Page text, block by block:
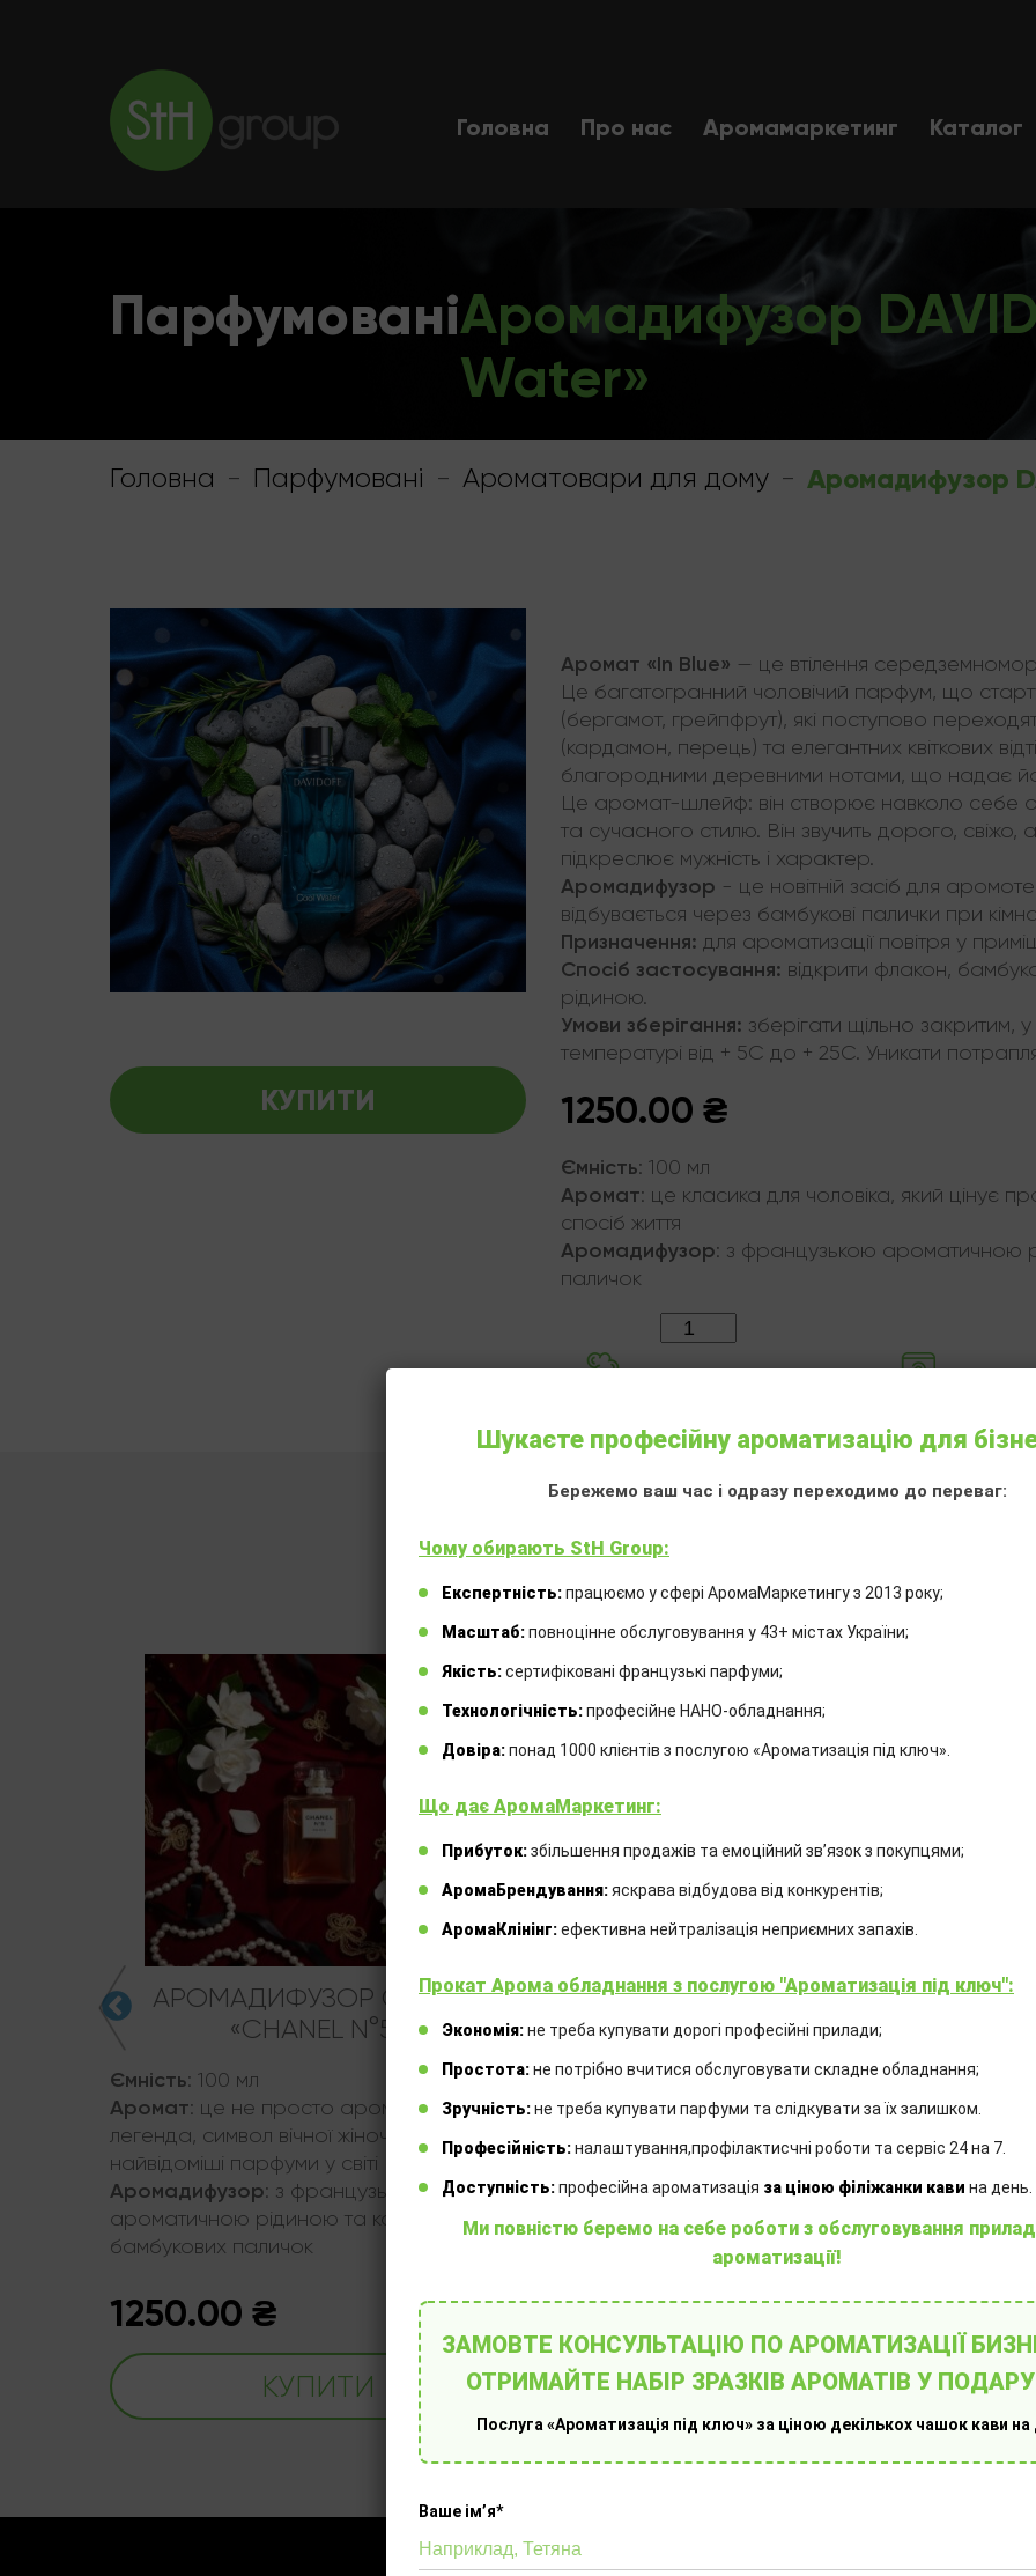
Головна Про нас Аромамаркетинг Каталог
ПарфумованіАромадифузор
Water»
Головна - Парфумовані - Ароматовари для дому - Аромадифузор
КУПИТИ
Аромат «In Blue» — це втілення
Це багатогранний чоловічий парфум, що
(бергамот, грейпфрут), які поступово
(кардамон, перець) та елегантних квіткових
благородними деревними нотами, що надає
Це аромат-шлейф: він створює навколо себе
та сучасного стилю. Він звучить дорого,
підкреслює мужність і характер.
Аромадифузор - це новітній засіб для
відбувається через бамбукові палички при
Призначення: для ароматизації повітря у
Спосіб застосування: відкрити флакон,
рідиною.
Умови зберігання: зберігати щільно закритим,
температурі від + 5С до + 25С. Уникати
1250.00 ₴
Ємність: 100 мл
Аромат: це класика для чоловіка, який цінує
спосіб життя
Аромадифузор: з французькою ароматичною
паличок
Інші аромотовари
АРОМАДИФУЗОР CHANEL
«CHANEL N°5»
Ємність: 100 мл
Аромат: це не просто аромат, це
легенда, символ вічної жіночності та
найвідоміші парфуми у світі
Аромадифузор: з французькою
ароматичною рідиною та комплектом
бамбукових паличок
1250.00 ₴
КУПИТИ
АРОМАДИФУЗОР P. RABANNE «1
MILLION»
Ємність:100 мл
Аромат:це парфумерний «золотий
злиток»: зухвалий, енергійний,
привабливий та неймовірно впізнаваний
Аромадифузор:з французькою
ароматичною рідиною та комплектом
бамбукових паличок
1250.00₴
КУПИТИ
Шукаєте професійну ароматизацію для
Бережемо ваш час і одразу переходимо до переваг:
Чому обирають StH Group:
Експертність:працюємо у сфері АромаМаркетингу з 2013 року;
Масштаб:повноцінне обслуговування у 43+ містах України;
Якість:сертифіковані французькі парфуми;
Технологічність:професійне НАНО-обладнання;
Довіра:понад 1000 клієнтів з послугою «Ароматизація під ключ».
Що дає АромаМаркетинг:
Прибуток:збільшення продажів та емоційний звʼязок з покупцями;
АромаБрендування:яскрава відбудова від конкурентів;
АромаКлінінг:ефективна нейтралізація неприємних запахів.
Прокат Арома обладнання з послугою "Ароматизація під ключ":
Экономія:не треба купувати дорогі професійні прилади;
Простота:не потрібно вчитися обслуговувати складне обладнання;
Зручність:не треба купувати парфуми та слідкувати за їх залишком.
Професійність:налаштування,профілактисчні роботи та сервіс 24 на 7.
Доступність:професійна ароматизація за ціною філіжанки кави на день.
Ми повністю беремо на себе роботи з обслуговування
ароматизації!
ЗАМОВТЕ КОНСУЛЬТАЦІЮ ПО АРОМАТИЗАЦІЇ
ОТРИМАЙТЕ НАБІР ЗРАЗКІВ АРОМАТІВ У
Послуга «Ароматизація під ключ» за ціною декількох чашок кави на
Ваше імʼя*